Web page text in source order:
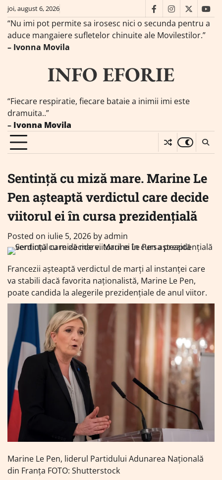
Skip
content
joi, august 6, 2026 facebookinstagram
twitter
“Nu imi pot permite sa irosesc nici o secunda pentru a
aduce mangaiere sufletelor chinuite ale Movilestilor.”
– Ivonna Movila
INFO EFORIE
“Fiecare respiratie, fiecare bataie a inimii imi este
dramuita..”
– Ivonna Movila
Sentință cu miză mare. Marine Le
Pen așteaptă verdictul care decide
viitorul ei în cursa prezidențială
Posted on iulie 5, 2026 byadmin
Francezii așteaptă verdictul de marți al instanței care
va stabili dacă favorita naționalistă, Marine Le Pen,
poate candida la alegerile prezidențiale de anul viitor.
Marine Le Pen, liderul Partidului Adunarea Națională
din Franța FOTO: Shutterstock